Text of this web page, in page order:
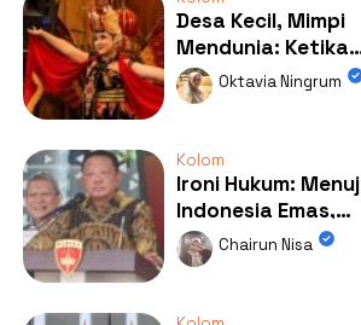
Desa Kecil, Mimpi
Mendunia: Ketika
Kolaborasi
Mengubah Wajah
Oktavia Ningrum
Kolom
Ironi Hukum:
Indonesia Emas,
Ternyata Emasnya
Ada di Rumah
Chairun Nisa